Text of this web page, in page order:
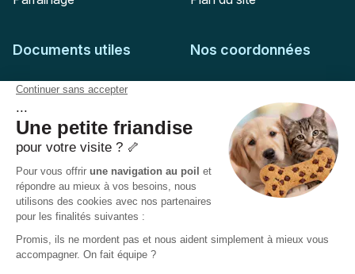
Documents utiles
Feuille de soins
Conditions générales
Politique de confidentialité
Politique des Cookies
Accessibilité :
Partiellement conforme
Nos coordonnées
51-55 rue Hoche
94767
Ivry-sur-Seine
Pas encore client ?
Mail :
adhesion@assuropoil.com
Tel :
01 77 94 89 02